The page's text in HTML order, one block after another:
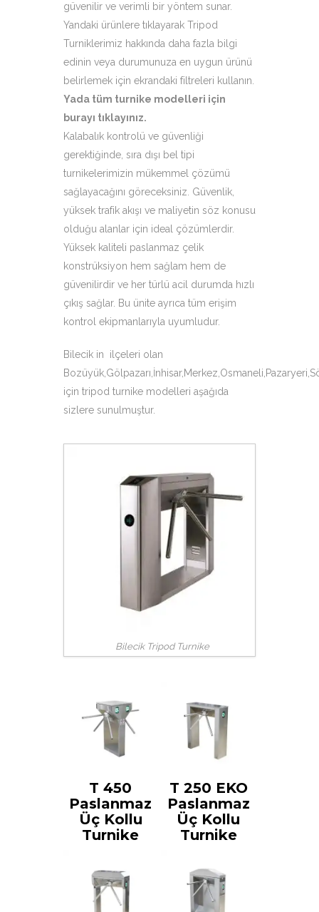
güvenilir ve verimli bir yöntem sunar.
Yandaki ürünlere tıklayarak Tripod
Turniklerimiz hakkında daha fazla bilgi
edinin veya durumunuza en uygun ürünü
belirlemek için ekrandaki filtreleri kullanın.
Yada tüm turnike modelleri için
burayı tıklayınız.
Kalabalık kontrolü ve güvenliği
gerektiğinde, sıra dışı bel tipi
turnikelerimizin mükemmel çözümü
sağlayacağını göreceksiniz. Güvenlik,
yüksek trafik akışı ve maliyetin söz konusu
olduğu alanlar için ideal çözümlerdir.
Yüksek kaliteli paslanmaz çelik
konstrüksiyon hem sağlam hem de
güvenilirdir ve her türlü acil durumda hızlı
çıkış sağlar. Bu ünite ayrıca tüm erişim
kontrol ekipmanlarıyla uyumludur.
Bilecik in ilçeleri olan
için tripod turnike modelleri aşağıda
sizlere sunulmuştur.
Bilecik Tripod Turnike
T 450
Paslanmaz
Üç Kollu
Turnike
T 250 EKO
Paslanmaz
Üç Kollu
Turnike